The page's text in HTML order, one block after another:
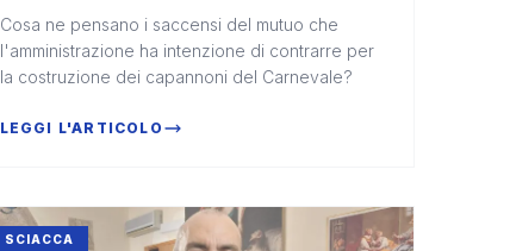
Cosa ne pensano i saccensi del mutuo che
l'amministrazione ha intenzione di contrarre per
la costruzione dei capannoni del Carnevale?
LEGGI L'ARTICOLO
SCIACCA